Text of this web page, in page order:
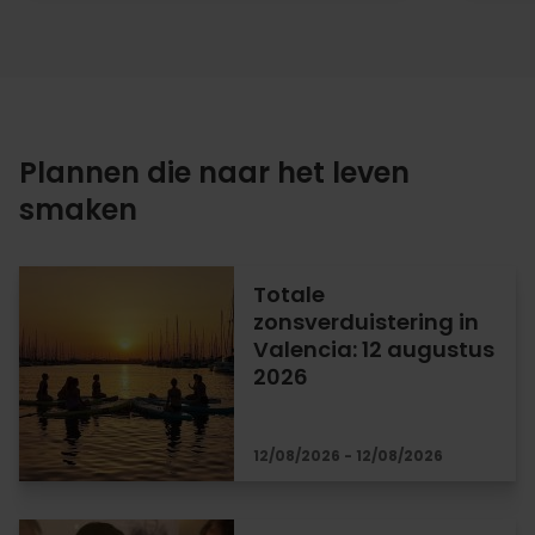
Plannen die naar het leven
smaken
Totale
zonsverduistering in
Valencia: 12 augustus
2026
12/08/2026 - 12/08/2026